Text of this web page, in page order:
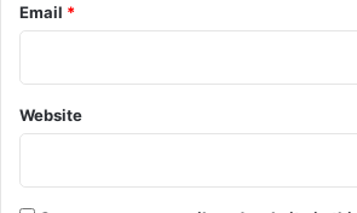
Email *
Website